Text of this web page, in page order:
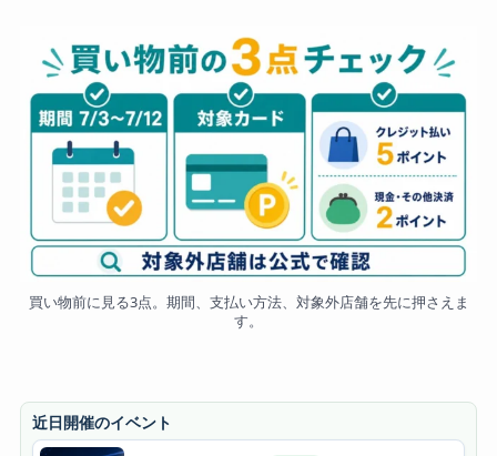
買い物前に見る3点。期間、支払い方法、対象外店舗を先に押さえま
す。
近日開催のイベント